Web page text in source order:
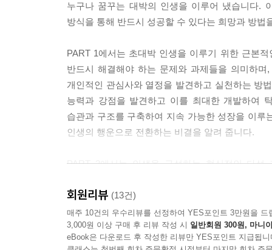
누구나 꿈꾸는 대박의 인생을 이루어 냈습니다.
방식을 통해 반드시 성공할 수 있다는 희망과 방법
PART 1에서는 초대박 인생을 이루기 위한 근본
반드시 해결해야 하는 문제와 과제들을 의미하
개인적인 관심사와 열정을 발견하고 실천하는 방
능력과 강점을 발견하고 이를 최대한 개발하여
습관과 구조를 구축하여 지속 가능한 성장을 이
인생의 행운으로 전환하는 비결을 알려 줍니다.
PART 2에서는 인생을 구성하는 현실적인 다
단계에서는 외면적으로 그럴듯해 보이는 삶 속에
제시합니다. 대박의 단계에서는 인생에서 언제,
상상을 초월하는 성공이 단지 운이 아닌 실력과 준
회원리뷰 (13건)
매주 10건의 우수리뷰를 선정하여 YES포인트 3만원을 드
3,000원 이상 구매 후 리뷰 작성 시 일반회원 300원, 마니
eBook은 다운로드 후 작성한 리뷰만 YES포인트 지급됩니